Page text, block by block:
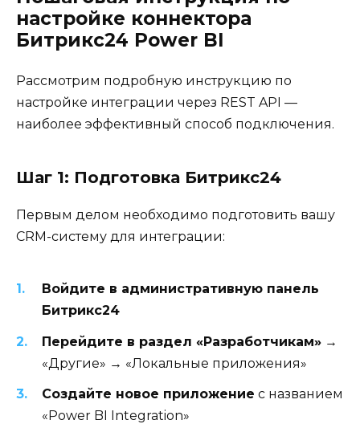
настройке коннектора
Битрикс24 Power BI
Рассмотрим подробную инструкцию по
настройке интеграции через REST API —
наиболее эффективный способ подключения.
Шаг 1: Подготовка Битрикс24
Первым делом необходимо подготовить вашу
CRM-систему для интеграции:
Войдите в административную панель
Битрикс24
Перейдите в раздел «Разработчикам» →
«Другие» → «Локальные приложения»
Создайте новое приложение с названием
«Power BI Integration»